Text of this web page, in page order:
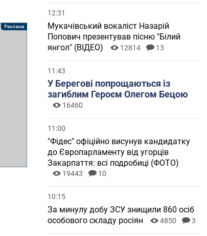
12:31
Мукачівський вокаліст Назарій
Попович презентував пісню "Білий
янгол" (ВІДЕО)
12814 13
11:43
У Берегові попрощаються із
загиблим Героєм Олегом Бецою
16460
11:00
"Фідес" офіційно висунув кандидатку
до Європарламенту від угорців
Закарпаття: всі подробиці (ФОТО)
19443 10
10:15
За минулу добу ЗСУ знищили 860 осіб
особового складу росіян
4850 3